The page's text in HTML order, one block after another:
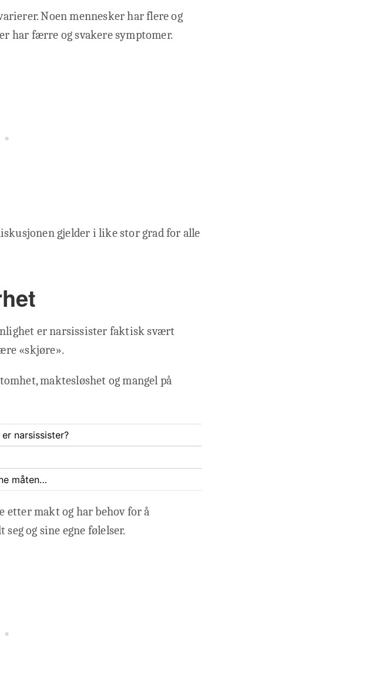
Noen mennesker har flere og
har færre og svakere symptomer.
gjelder i like stor grad for alle
er narsissister faktisk svært
«skjøre».
maktesløshet og mangel på
narsissister?
måten…
etter makt og har behov for å
og sine egne følelser.